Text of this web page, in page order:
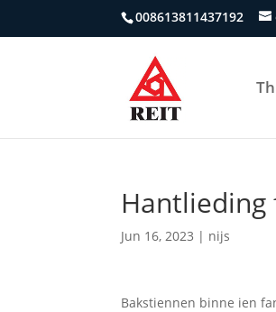
008613811437192
Jun 16, 2023 | nijs
Bakstiennen binne ien